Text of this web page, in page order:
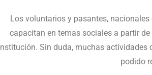
Los voluntarios y pasantes,
capacitan en temas sociales a partir
Sin duda, muchas actividades
podido